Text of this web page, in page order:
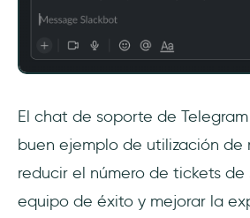
El chat de soporte de
buen ejemplo de utilización de
reducir el número de tickets
equipo de éxito y mejorar la